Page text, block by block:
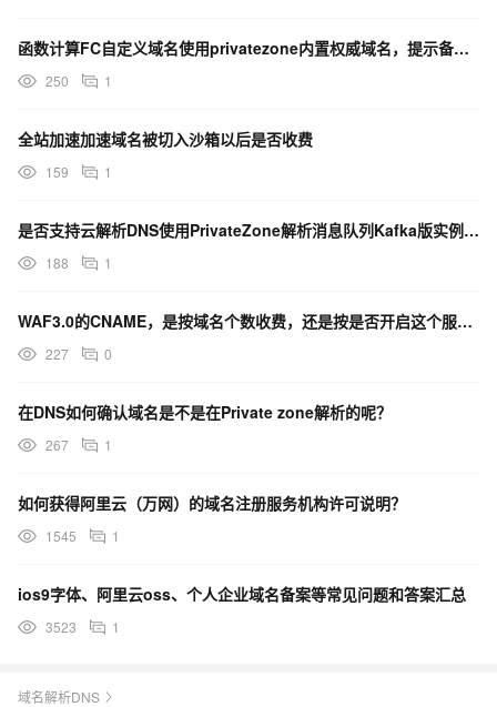
函数计算FC自定义域名使用privatezone内置权威域名，提示备案内网域名不需要备案，如何操作？
250 1
全站加速加速域名被切入沙箱以后是否收费
159 1
是否支持云解析DNS使用PrivateZone解析消息队列Kafka版实例的内网域名
188 1
WAF3.0的CNAME，是按域名个数收费，还是按是否开启这个服务收费？
227 0
在DNS如何确认域名是不是在Private zone解析的呢？
267 1
如何获得阿里云（万网）的域名注册服务机构许可说明？
1545 1
ios9字体、阿里云oss、个人企业域名备案等常见问题和答案汇总
3523 1
域名解析DNS